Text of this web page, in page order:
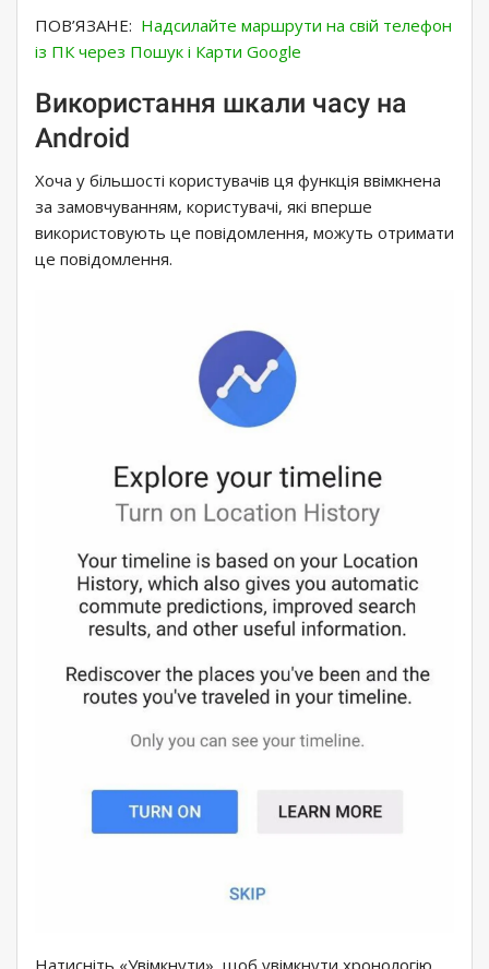
ПОВ’ЯЗАНЕ: Надсилайте маршрути на свій телефон
із ПК через Пошук і Карти Google
Використання шкали часу на
Android
Хоча у більшості користувачів ця функція ввімкнена
за замовчуванням, користувачі, які вперше
використовують це повідомлення, можуть отримати
це повідомлення.